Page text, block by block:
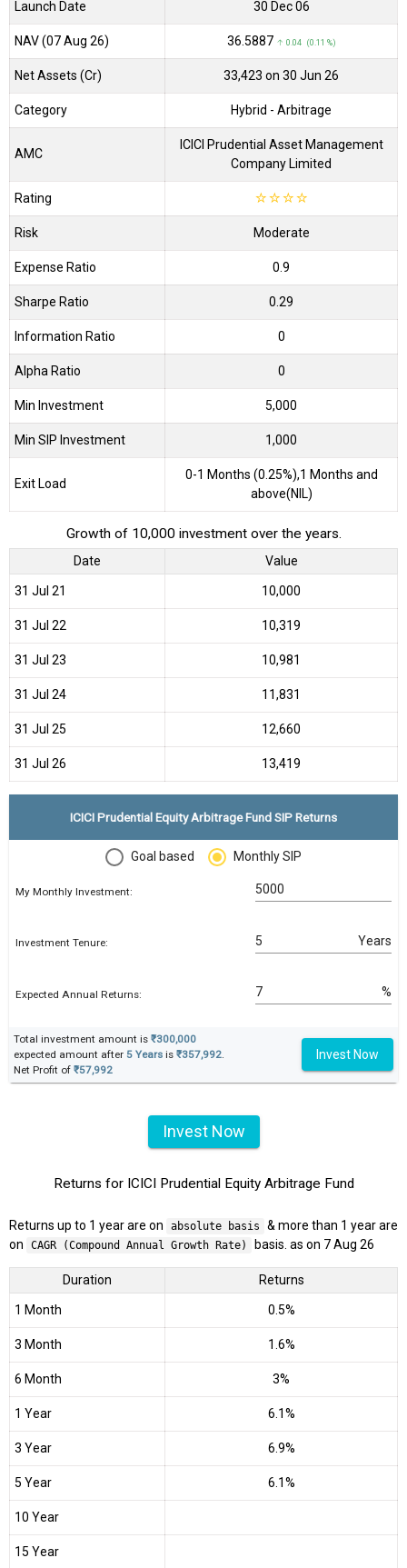
Launch Date 30 Dec 06
NAV (07 Aug 26) ₹36.5887 ↑ 0.04 (0.11 %)
Net Assets (Cr) ₹33,423 on 30 Jun 26
Category Hybrid - Arbitrage
AMC
ICICI Prudential Asset Management
Company Limited
Rating ☆☆☆☆
Risk Moderate
Expense Ratio 0.9
Sharpe Ratio 0.29
Information Ratio 0
Alpha Ratio 0
Min Investment 5,000
Min SIP Investment 1,000
Exit Load
0-1 Months (0.25%),1 Months and
above(NIL)
Growth of 10,000 investment over the years.
Date Value
31 Jul 21 ₹10,000
31 Jul 22 ₹10,319
31 Jul 23 ₹10,981
31 Jul 24 ₹11,831
31 Jul 25 ₹12,660
31 Jul 26 ₹13,419
ICICI Prudential Equity Arbitrage Fund SIP Returns
Goal based Monthly SIP
My Monthly Investment:
Investment Tenure: Years
Expected Annual Returns: %
Total investment amount is ₹300,000
expected amount after 5 Years is ₹357,992.
Net Profit of ₹57,992
Invest Now
Invest Now
Returns for ICICI Prudential Equity Arbitrage Fund
Returns up to 1 year are on absolute basis
& more than 1 year are
on
CAGR (Compound Annual Growth Rate) basis. as on 7 Aug 26
Duration Returns
1 Month 0.5%
3 Month 1.6%
6 Month 3%
1 Year 6.1%
3 Year 6.9%
5 Year 6.1%
10 Year
15 Year